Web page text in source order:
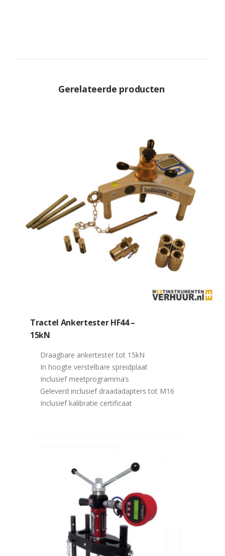
Gerelateerde producten
Tractel Ankertester HF44 –
15kN
Draagbare ankertester tot 15kN
In hoogte verstelbare spreidplaat
Inclusief meetprogramma’s
Geleverd inclusief draadadapters tot M16
Inclusief kalibratie certificaat